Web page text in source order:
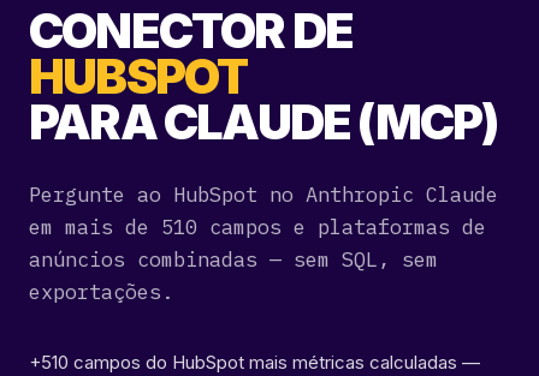
CONECTOR DE
HUBSPOT
PARA CLAUDE (MCP)
Pergunte ao HubSpot no Anthropic Claude
em mais de 510 campos e plataformas de
anúncios combinadas — sem SQL, sem
exportações.
+510 campos do HubSpot mais métricas calculadas —